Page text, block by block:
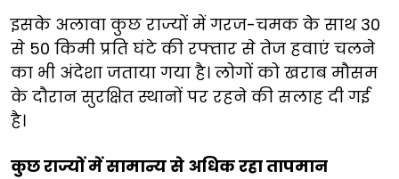
इसके अलावा कुछ राज्यों में गरज-चमक के साथ 30
से 50 किमी प्रति घंटे की रफ्तार से तेज हवाएं चलने
का भी अंदेशा जताया गया है। लोगों को खराब मौसम
के दौरान सुरक्षित स्थानों पर रहने की सलाह दी गई
है।
कुछ राज्यों में सामान्य से अधिक रहा तापमान